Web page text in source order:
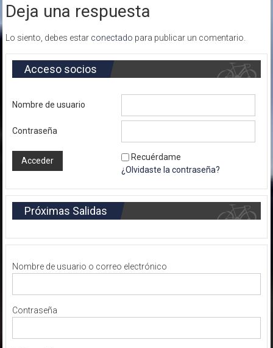
Deja una respuesta
Lo siento, debes estar conectado para publicar un comentario.
Acceso socios
Nombre de usuario
Contraseña
Recuérdame
¿Olvidaste la contraseña?
Próximas Salidas
Nombre de usuario o correo electrónico
Contraseña